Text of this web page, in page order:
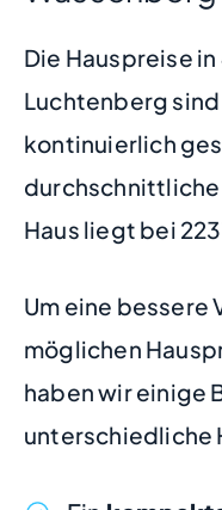
Die Hauspreise
Luchtenberg
kontinuierlich
Haus liegt bei
Um eine bessere
möglichen
haben wir einige
unterschiedliche